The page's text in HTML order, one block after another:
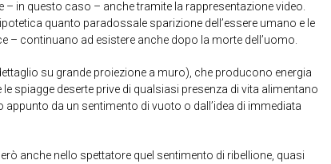
in questo caso – anche tramite la rappresentazione video.
quanto paradossale sparizione dell’essere umano e le
– continuano ad esistere anche dopo la morte dell’uomo.
su grande proiezione a muro), che producono energia
spiagge deserte prive di qualsiasi presenza di vita alimentano
da un sentimento di vuoto o dall’idea di immediata
anche nello spettatore quel sentimento di ribellione, quasi